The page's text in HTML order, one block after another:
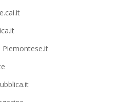
Piemontese.it